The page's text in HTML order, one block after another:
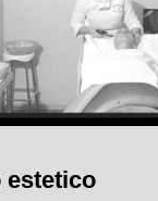
estetico